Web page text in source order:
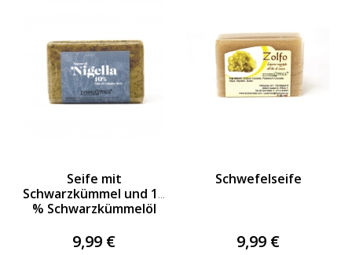
Seife mit
Schwarzkümmel und 10
% Schwarzkümmelöl
9,99 €
Schwefelseife
9,99 €